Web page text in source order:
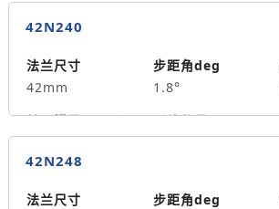
4
34
35
42N240
法兰尺寸
42mm
步距角deg
1.8°
转子惯量g.cm²
4
引线数量
40
55
42N248
法兰尺寸
步距角deg